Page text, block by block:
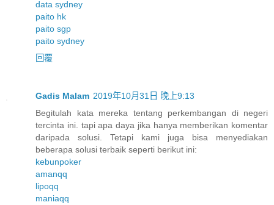
data sydney
paito hk
paito sgp
paito sydney
回覆
Gadis Malam 2019年10月31日 晚上9:13
Begitulah kata mereka tentang perkembangan di negeri
tercinta ini. tapi apa daya jika hanya memberikan komentar
daripada solusi. Tetapi kami juga bisa menyediakan
beberapa solusi terbaik seperti berikut ini:
kebunpoker
amanqq
lipoqq
maniaqq